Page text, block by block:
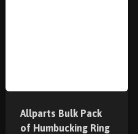
Allparts Bulk Pack
of Humbucking Ring